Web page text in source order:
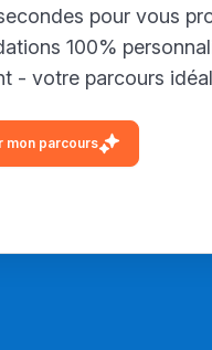
pour vous
100%
- votre parcours
mon parcours